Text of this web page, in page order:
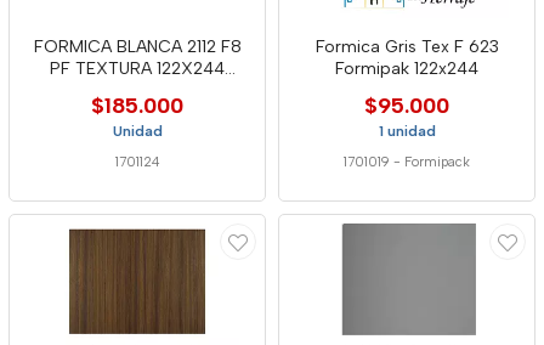
FORMICA BLANCA 2112 F8
PF TEXTURA 122X244
$185.000
Unidad
1701124
Formica Gris Tex F 623
Formipak 122x244
$95.000
1 unidad
1701019 - Formipack